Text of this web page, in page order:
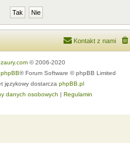
Kontakt z nami
© 2006-2020
phpBB® Forum Software © phpBB Limited
językowy dostarcza phpBB.pl
danych osobowych | Regulamin